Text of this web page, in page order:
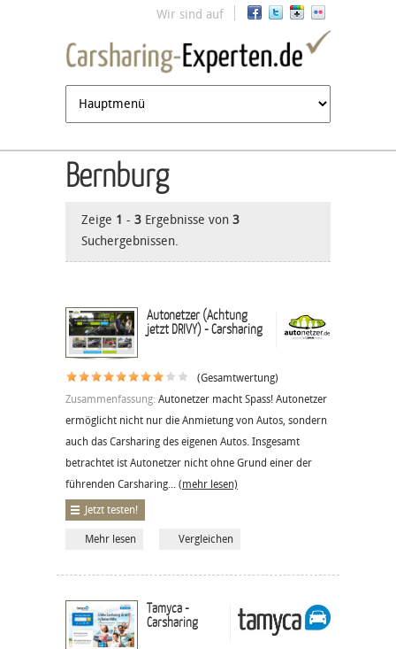
Jump to navigation
Wir sind auf
Bernburg
Zeige 1 - 3 Ergebnisse von 3
Suchergebnissen.
Autonetzer (Achtung
jetzt DRIVY) - Carsharing
(Gesamtwertung)
Zusammenfassung: Autonetzer macht Spass! Autonetzer
ermöglicht nicht nur die Anmietung von Autos, sondern
auch das Carsharing des eigenen Autos. Insgesamt
betrachtet ist Autonetzer nicht ohne Grund einer der
führenden Carsharing... (mehr lesen)
Jetzt testen!
Mehr lesen Vergleichen
Tamyca -
Carsharing